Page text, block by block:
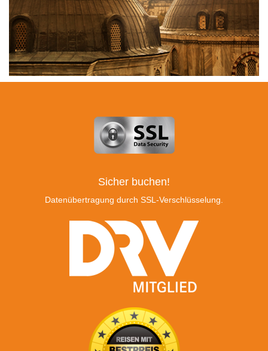
Sicher buchen!
Datenübertragung durch SSL-Verschlüsselung.